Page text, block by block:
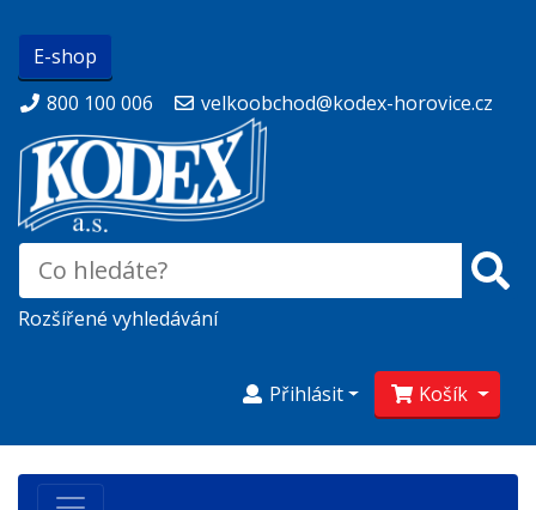
E-shop
800 100 006
velkoobchod@kodex-horovice.cz
Rozšířené vyhledávání
Košík
Přihlásit